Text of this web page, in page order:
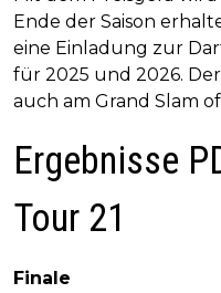
Ende der Saison
eine Einladung zur
für 2025 und 2026.
auch am Grand Slam
Ergebnisse
Tour 21
Finale